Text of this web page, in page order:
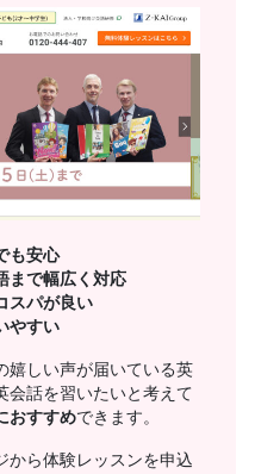
も安心
まで幅広く対応
スパが良い
やすい
嬉しい声が届いている英
会話を習いたいと考えて
おすすめできます。
から体験レッスンを申込